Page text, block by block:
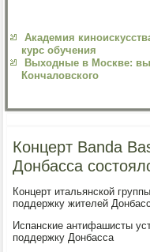
Академия
курс обучения
Выходные в Москве:
Кончаловского
Концерт Banda
Донбасса
Концерт итальянской
поддержку жителей
Испанские антифашисты
поддержку Донбасса